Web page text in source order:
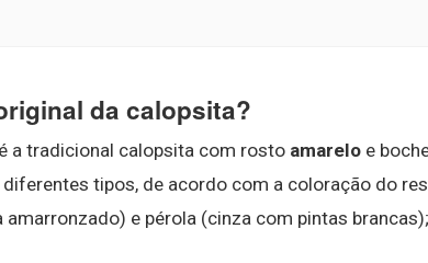
da calopsita?
a tradicional calopsita com rosto amarelo e
tipos, de acordo com a coloração do
amarronzado) e pérola (cinza com pintas brancas);